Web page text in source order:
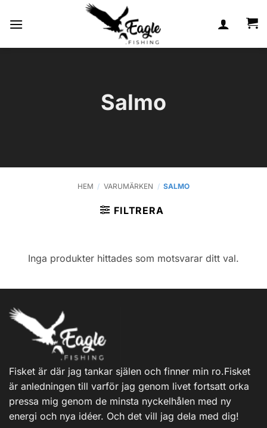
Salmo
HEM / VARUMÄRKEN / SALMO
FILTRERA
Inga produkter hittades som motsvarar ditt val.
Fisket är där jag tankar själen och finner min ro.Fisket
är anledningen till varför jag genom livet fortsatt orka
pressa mig genom de minsta nyckelhålen med ny
energi och nya idéer. Och det vill jag dela med dig!